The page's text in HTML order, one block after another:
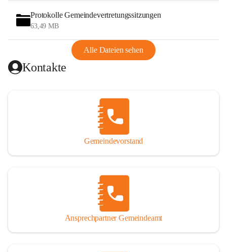
Protokolle Gemeindevertretungssitzungen
63,49 MB
Alle Dateien sehen
Kontakte
Gemeindevorstand
Ansprechpartner Gemeindeamt